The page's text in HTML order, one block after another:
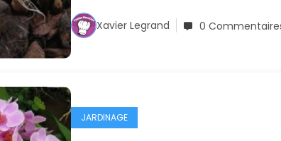
Xavier Legrand 0
JARDINAGE